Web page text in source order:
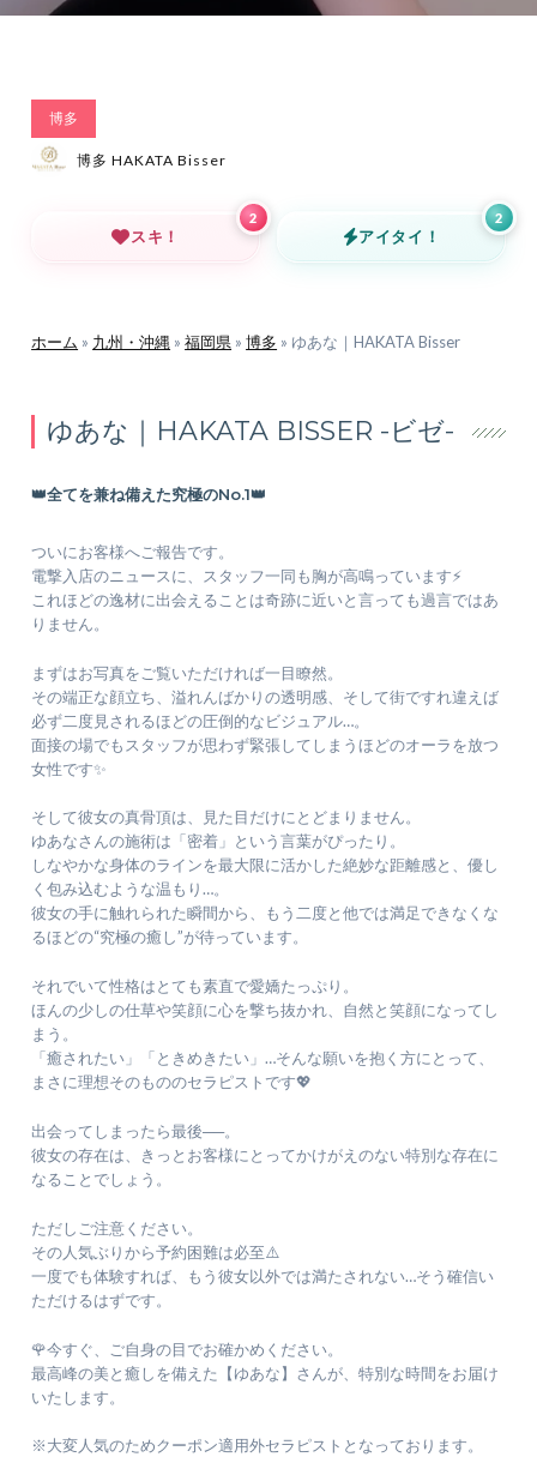
博多
博多 HAKATA Bisser
2
スキ！
2
アイタイ！
ホーム » 九州・沖縄 » 福岡県 » 博多 » ゆあな｜HAKATA Bisser
ゆあな｜HAKATA BISSER -ビゼ-
👑全てを兼ね備えた究極のNo.1👑
ついにお客様へご報告です。
電撃入店のニュースに、スタッフ一同も胸が高鳴っています⚡️
これほどの逸材に出会えることは奇跡に近いと言っても過言ではあ
りません。
まずはお写真をご覧いただければ一目瞭然。
その端正な顔立ち、溢れんばかりの透明感、そして街ですれ違えば
必ず二度見されるほどの圧倒的なビジュアル…。
面接の場でもスタッフが思わず緊張してしまうほどのオーラを放つ
女性です✨
そして彼女の真骨頂は、見た目だけにとどまりません。
ゆあなさんの施術は「密着」という言葉がぴったり。
しなやかな身体のラインを最大限に活かした絶妙な距離感と、優し
く包み込むような温もり…。
彼女の手に触れられた瞬間から、もう二度と他では満足できなくな
るほどの“究極の癒し”が待っています。
それでいて性格はとても素直で愛嬌たっぷり。
ほんの少しの仕草や笑顔に心を撃ち抜かれ、自然と笑顔になってし
まう。
「癒されたい」「ときめきたい」…そんな願いを抱く方にとって、
まさに理想そのもののセラピストです💖
出会ってしまったら最後──。
彼女の存在は、きっとお客様にとってかけがえのない特別な存在に
なることでしょう。
ただしご注意ください。
その人気ぶりから予約困難は必至⚠️
一度でも体験すれば、もう彼女以外では満たされない…そう確信い
ただけるはずです。
🌹今すぐ、ご自身の目でお確かめください。
最高峰の美と癒しを備えた【ゆあな】さんが、特別な時間をお届け
いたします。
※大変人気のためクーポン適用外セラピストとなっております。